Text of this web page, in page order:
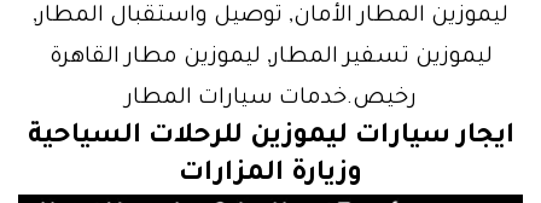
ليموزين المطار الأمان, توصيل واستقبال المطار,
ليموزين تسفير المطار, ليموزين مطار القاهرة
رخيص.خدمات سيارات المطار
ايجار سيارات ليموزين للرحلات السياحية
وزيارة المزارات